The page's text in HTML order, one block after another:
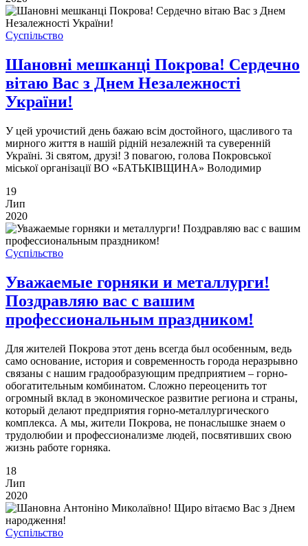
Суспільство
Шановні мешканці Покрова! Сердечно
вітаю Вас з Днем Незалежності
України!
У цей урочистий день бажаю всім достойного, щасливого та
мирного життя в нашій рідній незалежній та суверенній
Україні. Зі святом, друзі! З повагою, голова Покровської
міської організації ВО «БАТЬКІВЩИНА» Володимир
19
Лип
2020
Суспільство
Уважаемые горняки и металлурги!
Поздравляю вас с вашим
профессиональным праздником!
Для жителей Покрова этот день всегда был особенным, ведь
само основание, история и современность города неразрывно
связаны с нашим градообразующим предприятием – горно-
обогатительным комбинатом. Сложно переоценить тот
огромный вклад в экономическое развитие региона и страны,
который делают предприятия горно-металлургического
комплекса. А мы, жители Покрова, не понаслышке знаем о
трудолюбии и профессионализме людей, посвятивших свою
жизнь работе горняка.
18
Лип
2020
Суспільство